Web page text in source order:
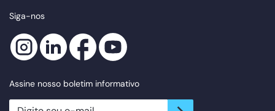
Siga-nos
Assine nosso boletim informativo
newsletter.suscribe